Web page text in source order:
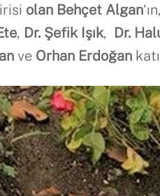
olan Behçet Algan
, Dr. Şefik Işık, Dr.
ve Orhan Erdoğan